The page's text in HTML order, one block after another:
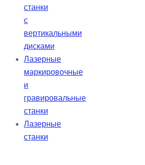
станки
с
вертикальными
дисками
Лазерные
маркировочные
и
гравировальные
станки
Лазерные
станки